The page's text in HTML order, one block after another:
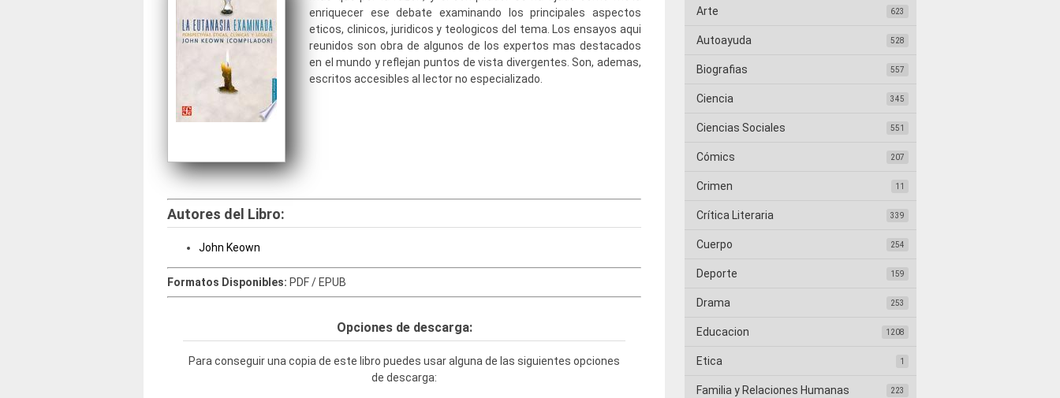
enriquecer ese debate examinando los principales aspectos
eticos, clinicos, juridicos y teologicos del tema. Los ensayos aqui
reunidos son obra de algunos de los expertos mas destacados
en el mundo y reflejan puntos de vista divergentes. Son, ademas,
escritos accesibles al lector no especializado.
Autores del Libro:
John Keown
Formatos Disponibles: PDF / EPUB
Opciones de descarga:
Para conseguir una copia de este libro puedes usar alguna de las siguientes opciones
de descarga:
Arte 623
Autoayuda 528
Biografias 557
Ciencia 345
Ciencias Sociales 551
Cómics 207
Crimen 11
Crítica Literaria 339
Cuerpo 254
Deporte 159
Drama 253
Educacion 1208
Etica 1
Familia y Relaciones Humanas 223